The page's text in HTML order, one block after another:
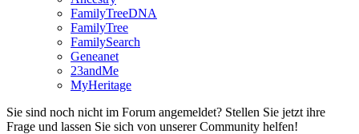
FamilyTreeDNA
FamilyTree
FamilySearch
Geneanet
23andMe
MyHeritage
Sie sind noch nicht im Forum angemeldet? Stellen Sie jetzt ihre
Frage und lassen Sie sich von unserer Community helfen!